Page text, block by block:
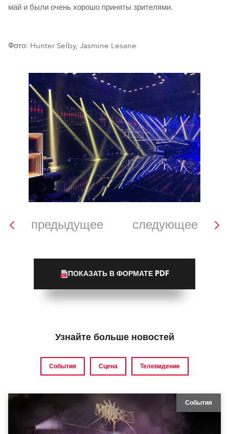
май и были очень хорошо приняты зрителями.
Фото: Hunter Selby, Jasmine Lesane
предыдущее следующее
ПОКАЗАТЬ В ФОРМАТЕ PDF
Узнайте больше новостей
События Сцена Телевидение
События